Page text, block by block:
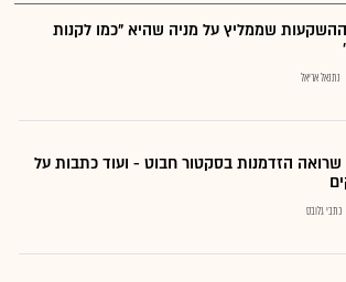
שממליץ על מניה שהיא "כמו לקנות
נתנאל אריאל
שרואה הזדמנות בסקטור חבוט - ועוד כתבות על
כתבי גלובס